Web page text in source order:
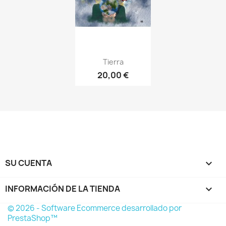
Tierra
20,00 €
SU CUENTA 
INFORMACIÓN DE LA TIENDA keyboard_arrow_down
© 2026 - Software Ecommerce desarrollado por
PrestaShop™